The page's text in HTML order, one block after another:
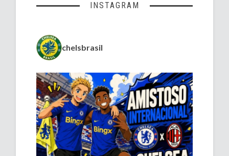
INSTAGRAM
chelsbrasil